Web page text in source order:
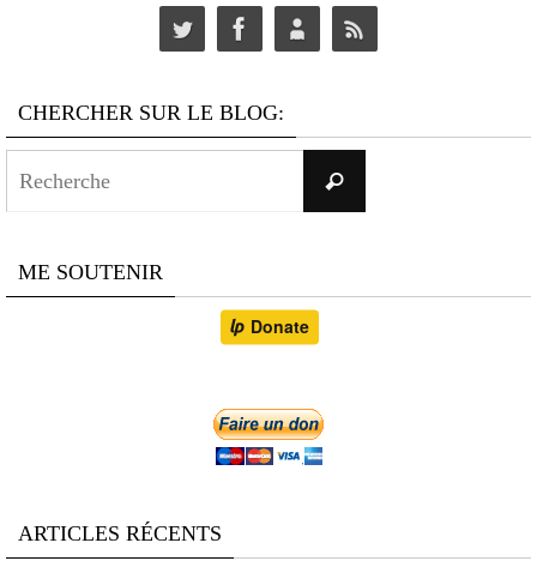
CHERCHER SUR LE BLOG:
Recherche
ME SOUTENIR
ARTICLES RÉCENTS